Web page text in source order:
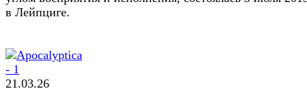
в Лейпциге.
21.03.26